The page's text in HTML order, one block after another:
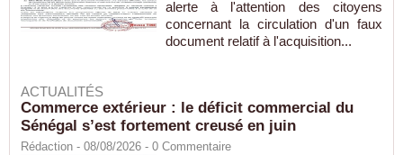
alerte à l'attention des citoyens
concernant la circulation d'un faux
document relatif à l'acquisition...
ACTUALITÉS
Commerce extérieur : le déficit commercial du
Sénégal s’est fortement creusé en juin
Rédaction - 08/08/2026 - 0 Commentaire